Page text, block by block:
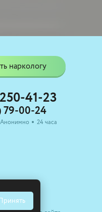
наркологу
41-23
79-00-24
Анонимно 24 часа
Принять